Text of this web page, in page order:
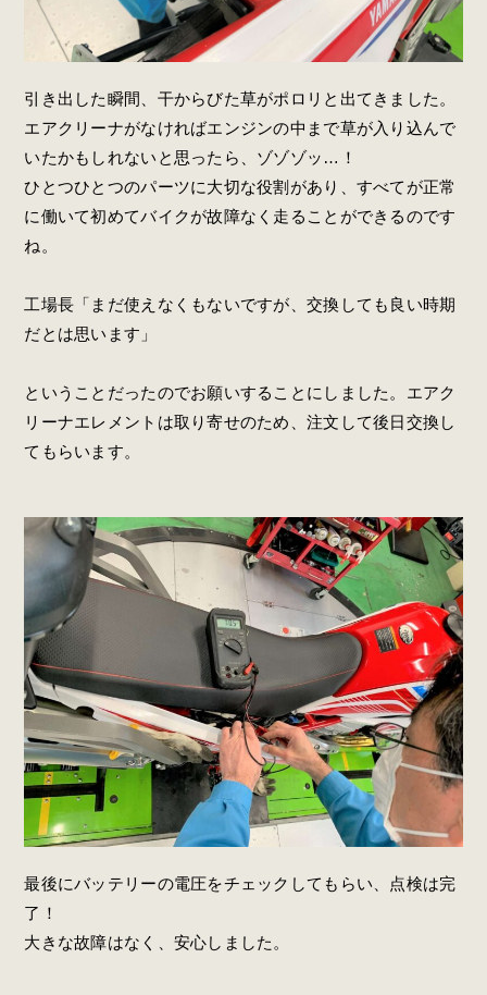
引き出した瞬間、干からびた草がポロリと出てきました。
エアクリーナがなければエンジンの中まで草が入り込んで
いたかもしれないと思ったら、ゾゾゾッ…！
ひとつひとつのパーツに大切な役割があり、すべてが正常
に働いて初めてバイクが故障なく走ることができるのです
ね。
工場長「まだ使えなくもないですが、交換しても良い時期
だとは思います」
ということだったのでお願いすることにしました。エアク
リーナエレメントは取り寄せのため、注文して後日交換し
てもらいます。
最後にバッテリーの電圧をチェックしてもらい、点検は完
了！
大きな故障はなく、安心しました。